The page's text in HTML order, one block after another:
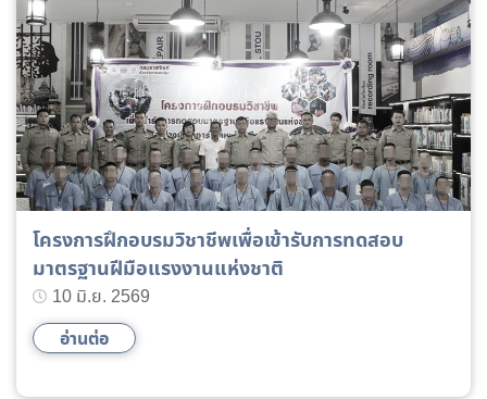
โครงการฝึกอบรมวิชาชีพเพื่อเข้ารับการทดสอบ
มาตรฐานฝีมือแรงงานแห่งชาติ
10 มิ.ย. 2569
อ่านต่อ